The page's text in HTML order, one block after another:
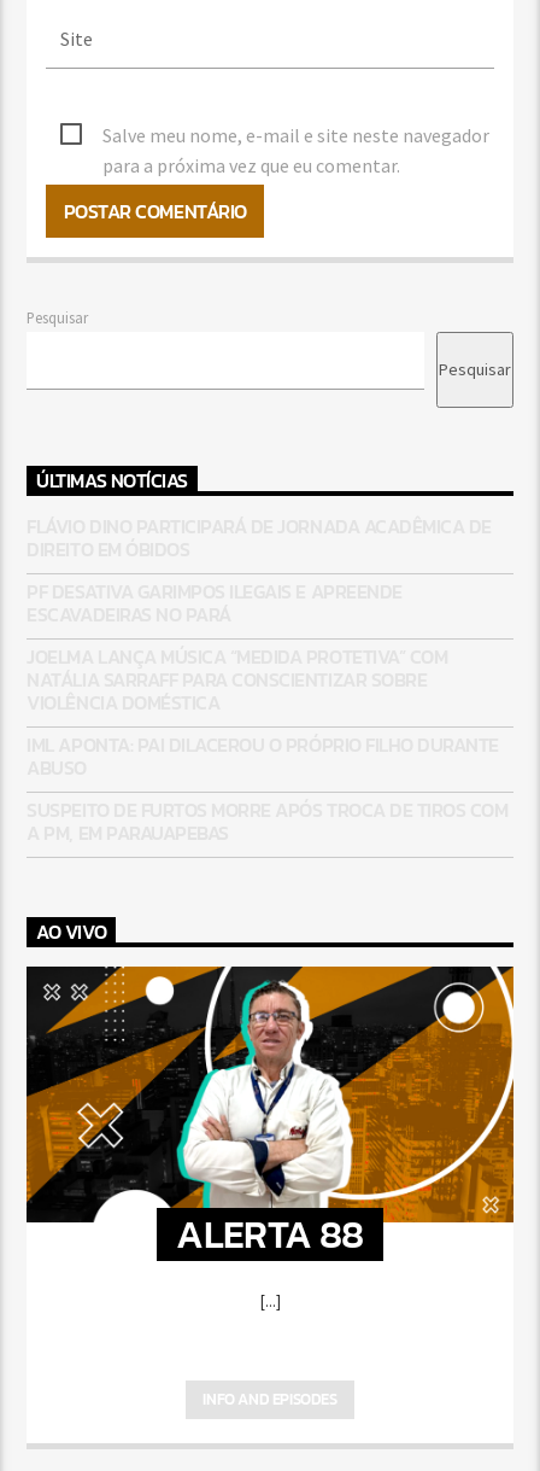
Salve meu nome, e-mail e site neste navegador
para a próxima vez que eu comentar.
Pesquisar
Pesquisar
ÚLTIMAS NOTÍCIAS
AO VIVO
ALERTA 88
[...]
INFO AND EPISODES